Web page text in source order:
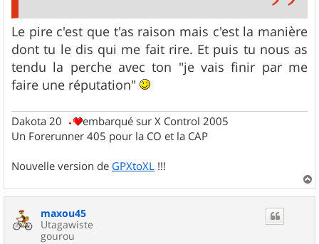
Le pire c'est que t'as raison mais c'est la manière
dont tu le dis qui me fait rire. Et puis tu nous as
tendu la perche avec ton "je vais finir par me
faire une réputation"
Dakota 20
embarqué sur X Control 2005
Un Forerunner 405 pour la CO et la CAP
Nouvelle version de GPXtoXL !!!
a
maxou45
Utagawiste
gourou